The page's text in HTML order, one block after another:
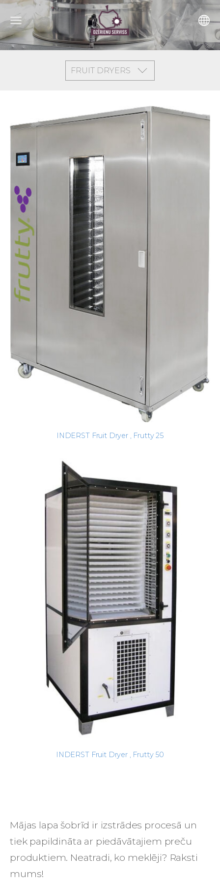
FRUIT DRYERS
Mājas lapa šobrīd ir izstrādes procesā un
tiek papildināta ar piedāvātajiem preču
produktiem. Neatradi, ko meklēji? Raksti
mums!
INDERST Fruit Dryer , Frutty 25
INDERST Fruit Dryer , Frutty 50